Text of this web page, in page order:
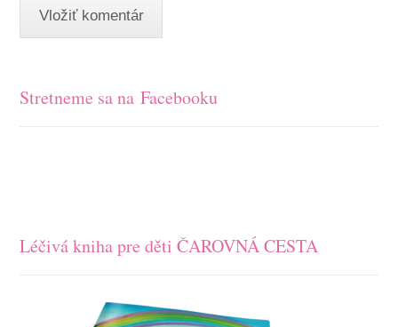
Stretneme sa na Facebooku
Léčivá kniha pre děti ČAROVNÁ CESTA